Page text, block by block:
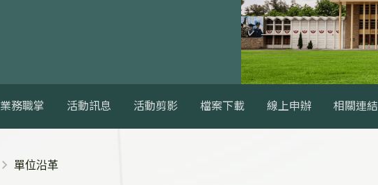
業務職掌 活動訊息 活動剪影 檔案下載 線上申辦 相關連結
單位沿革